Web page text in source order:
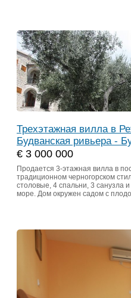
Трехэтажная вилла в
Будванская ривьера -
€ 3 000 000
Продается 3-этажная вилла в
традиционном черногорском
столовые, 4 спальни, 3 санузла
море. Дом окружен садом с